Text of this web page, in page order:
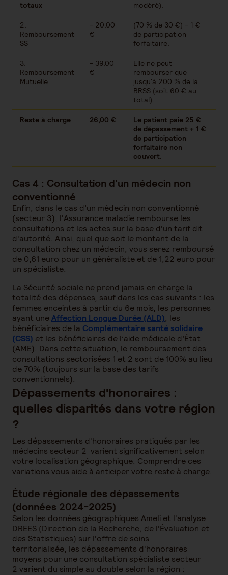
totaux
modéré).
2.
Remboursement
SS
- 20,00
€
(70 % de 30 €) - 1 €
de participation
forfaitaire.
3.
Remboursement
Mutuelle
- 39,00
€
Elle ne peut
rembourser que
jusqu'à 200 % de la
BRSS (soit 60 € au
total).
Reste à charge 26,00 €
Le patient paie 25 €
de dépassement + 1 €
de participation
forfaitaire non
couvert.
Cas 4 : Consultation d'un médecin non
conventionné
Enfin, dans le cas d’un médecin non conventionné
(secteur 3), l'Assurance maladie rembourse les
consultations et les actes sur la base d'un tarif dit
d'autorité. Ainsi, quel que soit le montant de la
consultation chez un médecin, vous serez remboursé
de 0,61 euro pour un généraliste et de 1,22 euro pour
un spécialiste.
La Sécurité sociale ne prend jamais en charge la
totalité des dépenses, sauf dans les cas suivants : les
femmes enceintes à partir du 6e mois, les personnes
ayant uneAffection Longue Durée (ALD), les
bénéficiaires de la Complémentaire santé solidaire
(CSS) et les bénéficiaires de l’aide médicale d’État
(AME). Dans cette situation, le remboursement des
consultations sectorisées 1 et 2 sont de 100% au lieu
de 70% (toujours sur la base des tarifs
conventionnels).
Dépassements d'honoraires :
quelles disparités dans votre région
?
Les dépassements d'honoraires pratiqués par les
médecins secteur 2 varient significativement selon
votre localisation géographique. Comprendre ces
variations vous aide à anticiper votre reste à charge.
Étude régionale des dépassements
(données 2024-2025)
Selon les données géographiques Ameli et l'analyse
DREES (Direction de la Recherche, de l'Évaluation et
des Statistiques) sur l'offre de soins
territorialisée, les dépassements d'honoraires
moyens pour une consultation spécialiste secteur
2 varient du simple au double selon la région :